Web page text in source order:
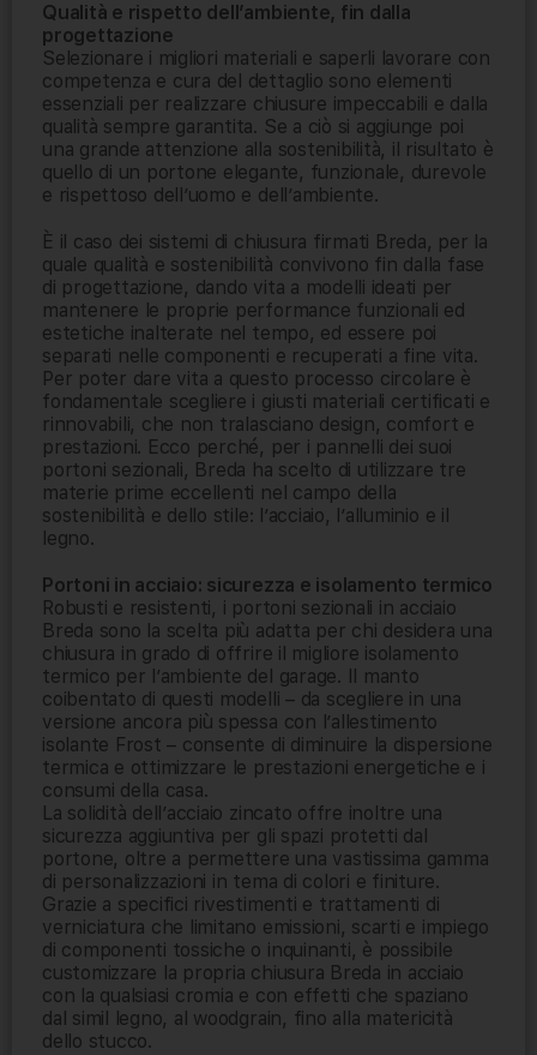
Qualità e rispetto dell’ambiente, fin dalla
progettazione
Selezionare i migliori materiali e saperli lavorare con
competenza e cura del dettaglio sono elementi
essenziali per realizzare chiusure impeccabili e dalla
qualità sempre garantita. Se a ciò si aggiunge poi
una grande attenzione alla sostenibilità, il risultato è
quello di un portone elegante, funzionale, durevole
e rispettoso dell’uomo e dell’ambiente.
È il caso dei sistemi di chiusura firmati Breda, per la
quale qualità e sostenibilità convivono fin dalla fase
di progettazione, dando vita a modelli ideati per
mantenere le proprie performance funzionali ed
estetiche inalterate nel tempo, ed essere poi
separati nelle componenti e recuperati a fine vita.
Per poter dare vita a questo processo circolare è
fondamentale scegliere i giusti materiali certificati e
rinnovabili, che non tralasciano design, comfort e
prestazioni. Ecco perché, per i pannelli dei suoi
portoni sezionali, Breda ha scelto di utilizzare tre
materie prime eccellenti nel campo della
sostenibilità e dello stile: l’acciaio, l’alluminio e il
legno.
Portoni in acciaio: sicurezza e isolamento termico
Robusti e resistenti, i portoni sezionali in acciaio
Breda sono la scelta più adatta per chi desidera una
chiusura in grado di offrire il migliore isolamento
termico per l’ambiente del garage. Il manto
coibentato di questi modelli – da scegliere in una
versione ancora più spessa con l’allestimento
isolante Frost – consente di diminuire la dispersione
termica e ottimizzare le prestazioni energetiche e i
consumi della casa.
La solidità dell’acciaio zincato offre inoltre una
sicurezza aggiuntiva per gli spazi protetti dal
portone, oltre a permettere una vastissima gamma
di personalizzazioni in tema di colori e finiture.
Grazie a specifici rivestimenti e trattamenti di
verniciatura che limitano emissioni, scarti e impiego
di componenti tossiche o inquinanti, è possibile
customizzare la propria chiusura Breda in acciaio
con la qualsiasi cromia e con effetti che spaziano
dal simil legno, al woodgrain, fino alla matericità
dello stucco.